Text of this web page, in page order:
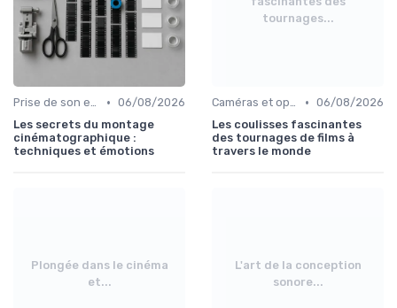
Prise de son et montage • 06/08/2026
Les secrets du montage
cinématographique :
techniques et émotions
tournages...
Caméras et optiques cinéma • 06/08/2026
Les coulisses fascinantes
des tournages de films à
travers le monde
Plongée dans le cinéma
et...
L'art de la conception
sonore...